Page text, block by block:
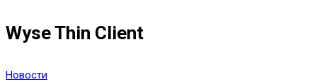
Wyse Thin Client
Новости